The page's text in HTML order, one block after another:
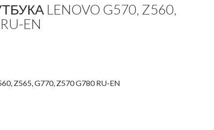
LENOVO G570, Z560,
EN
Z565, G770, Z570 G780 RU-EN